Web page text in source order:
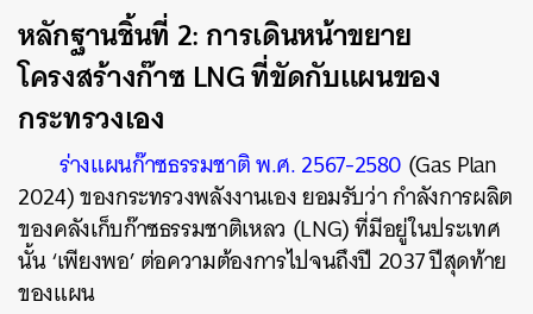
หลักฐานชิ้นที่ 2: การเดินหน้าขยาย
โครงสร้างก๊าซ LNG ที่ขัดกับแผนของ
กระทรวงเอง
ร่างแผนก๊าซธรรมชาติ พ.ศ. 2567-2580 (Gas Plan
2024) ของกระทรวงพลังงานเอง ยอมรับว่า กำลังการผลิต
ของคลังเก็บก๊าซธรรมชาติเหลว (LNG) ที่มีอยู่ในประเทศ
นั้น ‘เพียงพอ’ ต่อความต้องการไปจนถึงปี 2037 ปีสุดท้าย
ของแผน
ค้นหา
SHARE TWEET LINE EMAIL